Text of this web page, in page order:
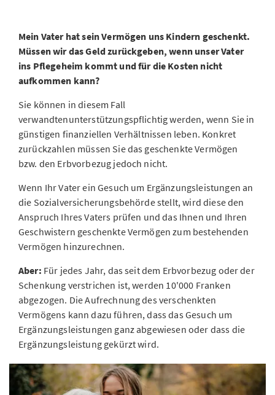
Mein Vater hat sein Vermögen uns Kindern geschenkt.
Müssen wir das Geld zurückgeben, wenn unser Vater
ins Pflegeheim kommt und für die Kosten nicht
aufkommen kann?
Sie können in diesem Fall
verwandtenunterstützungspflichtig werden, wenn Sie in
günstigen finanziellen Verhältnissen leben. Konkret
zurückzahlen müssen Sie das geschenkte Vermögen
bzw. den Erbvorbezug jedoch nicht.
Wenn Ihr Vater ein Gesuch um Ergänzungsleistungen an
die Sozialversicherungsbehörde stellt, wird diese den
Anspruch Ihres Vaters prüfen und das Ihnen und Ihren
Geschwistern geschenkte Vermögen zum bestehenden
Vermögen hinzurechnen.
Aber: Für jedes Jahr, das seit dem Erbvorbezug oder der
Schenkung verstrichen ist, werden 10'000 Franken
abgezogen. Die Aufrechnung des verschenkten
Vermögens kann dazu führen, dass das Gesuch um
Ergänzungsleistungen ganz abgewiesen oder dass die
Ergänzungsleistung gekürzt wird.